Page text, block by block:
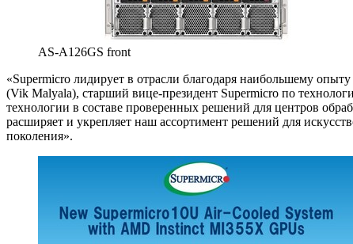
AS-A126GS front
«Supermicro лидирует в отрасли благодаря наибольшему
(Vik Malyala), старший вице-президент Supermicro по
технологии в составе проверенных решений для центров
расширяет и укрепляет наш ассортимент решений для
поколения».